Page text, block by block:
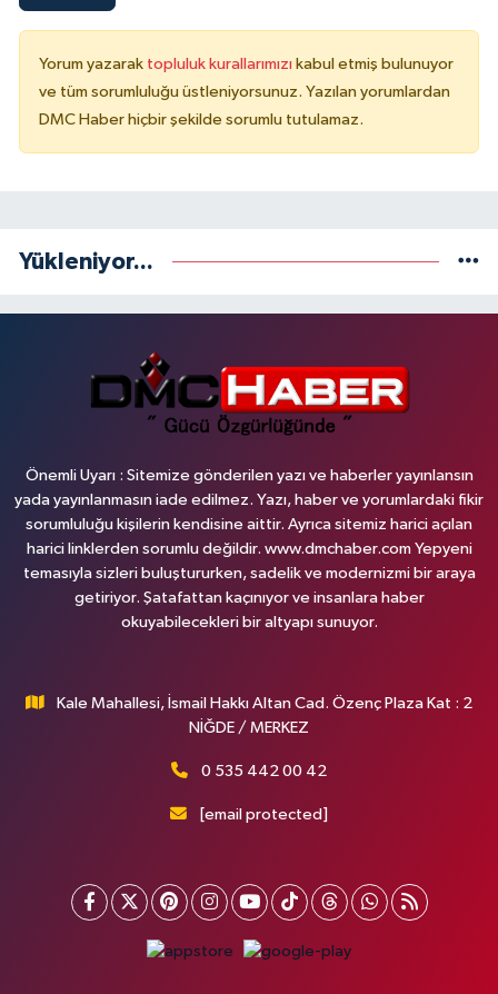
Yorum yazarak topluluk kurallarımızı kabul etmiş bulunuyor
ve tüm sorumluluğu üstleniyorsunuz. Yazılan yorumlardan
DMC Haber hiçbir şekilde sorumlu tutulamaz.
Yükleniyor...
Önemli Uyarı : Sitemize gönderilen yazı ve haberler yayınlansın
yada yayınlanmasın iade edilmez. Yazı, haber ve yorumlardaki fikir
sorumluluğu kişilerin kendisine aittir. Ayrıca sitemiz harici açılan
harici linklerden sorumlu değildir. www.dmchaber.com Yepyeni
temasıyla sizleri buluştururken, sadelik ve modernizmi bir araya
getiriyor. Şatafattan kaçınıyor ve insanlara haber
okuyabilecekleri bir altyapı sunuyor.
Kale Mahallesi, İsmail Hakkı Altan Cad. Özenç Plaza Kat : 2
NİĞDE / MERKEZ
0 535 442 00 42
[email protected]